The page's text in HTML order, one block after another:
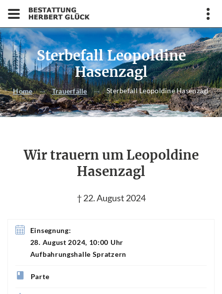
Sterbefall Leopoldine
Hasenzagl
Home Trauerfälle Sterbefall Leopoldine Hasenzagl
Wir trauern um Leopoldine
Hasenzagl
† 22. August 2024
Einsegnung:
28. August 2024, 10:00 Uhr
Aufbahrungshalle Spratzern
Parte